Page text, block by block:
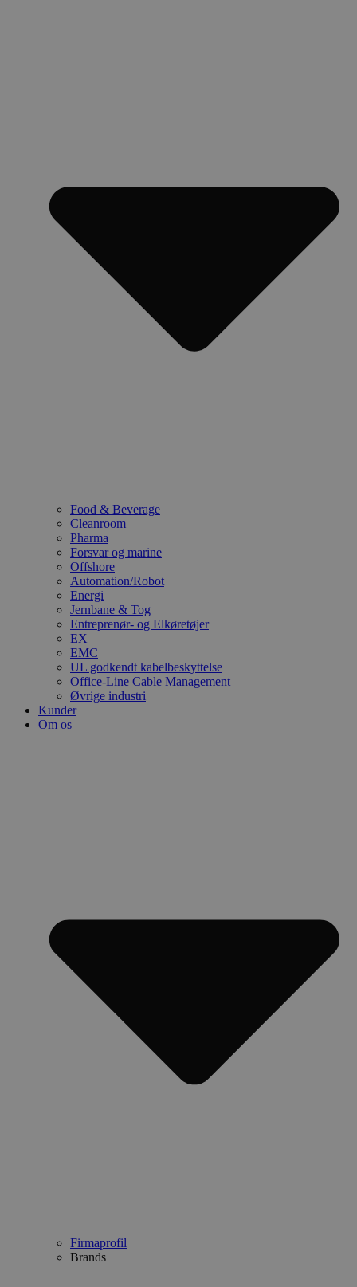
Food & Beverage
Cleanroom
Pharma
Forsvar og marine
Offshore
Automation/Robot
Energi
Jernbane & Tog
Entreprenør- og Elkøretøjer
EX
EMC
UL godkendt kabelbeskyttelse
Office-Line Cable Management
Øvrige industri
Kunder
Om os
Firmaprofil
Brands